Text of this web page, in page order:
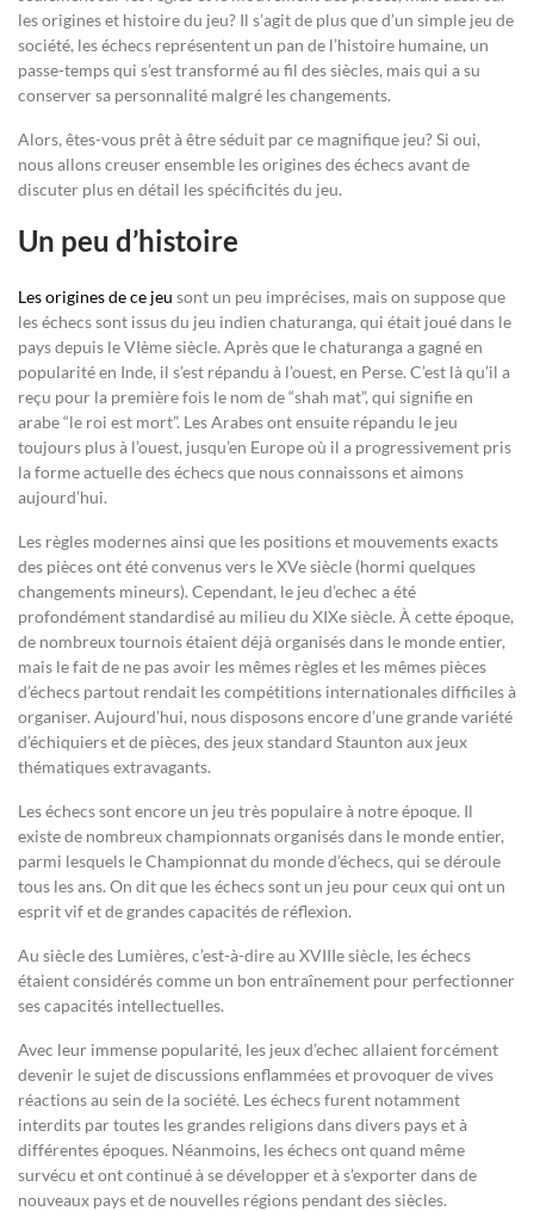
les origines et histoire du jeu? Il s’agit de plus que d’un simple jeu de
société, les échecs représentent un pan de l’histoire humaine, un
passe-temps qui s’est transformé au fil des siècles, mais qui a su
conserver sa personnalité malgré les changements.
Alors, êtes-vous prêt à être séduit par ce magnifique jeu? Si oui,
nous allons creuser ensemble les origines des échecs avant de
discuter plus en détail les spécificités du jeu.
Un peu d’histoire
Les origines de ce jeu sont un peu imprécises, mais on suppose que
les échecs sont issus du jeu indien chaturanga, qui était joué dans le
pays depuis le VIème siècle. Après que le chaturanga a gagné en
popularité en Inde, il s’est répandu à l’ouest, en Perse. C’est là qu’il a
reçu pour la première fois le nom de “shah mat”, qui signifie en
arabe “le roi est mort”. Les Arabes ont ensuite répandu le jeu
toujours plus à l’ouest, jusqu’en Europe où il a progressivement pris
la forme actuelle des échecs que nous connaissons et aimons
aujourd’hui.
Les règles modernes ainsi que les positions et mouvements exacts
des pièces ont été convenus vers le XVe siècle (hormi quelques
changements mineurs). Cependant, le jeu d’echec a été
profondément standardisé au milieu du XIXe siècle. À cette époque,
de nombreux tournois étaient déjà organisés dans le monde entier,
mais le fait de ne pas avoir les mêmes règles et les mêmes pièces
d’échecs partout rendait les compétitions internationales difficiles à
organiser. Aujourd’hui, nous disposons encore d’une grande variété
d’échiquiers et de pièces, des jeux standard Staunton aux jeux
thématiques extravagants.
Les échecs sont encore un jeu très populaire à notre époque. Il
existe de nombreux championnats organisés dans le monde entier,
parmi lesquels le Championnat du monde d’échecs, qui se déroule
tous les ans. On dit que les échecs sont un jeu pour ceux qui ont un
esprit vif et de grandes capacités de réflexion.
Au siècle des Lumières, c’est-à-dire au XVIIIe siècle, les échecs
étaient considérés comme un bon entraînement pour perfectionner
ses capacités intellectuelles.
Avec leur immense popularité, les jeux d’echec allaient forcément
devenir le sujet de discussions enflammées et provoquer de vives
réactions au sein de la société. Les échecs furent notamment
interdits par toutes les grandes religions dans divers pays et à
différentes époques. Néanmoins, les échecs ont quand même
survécu et ont continué à se développer et à s’exporter dans de
nouveaux pays et de nouvelles régions pendant des siècles.